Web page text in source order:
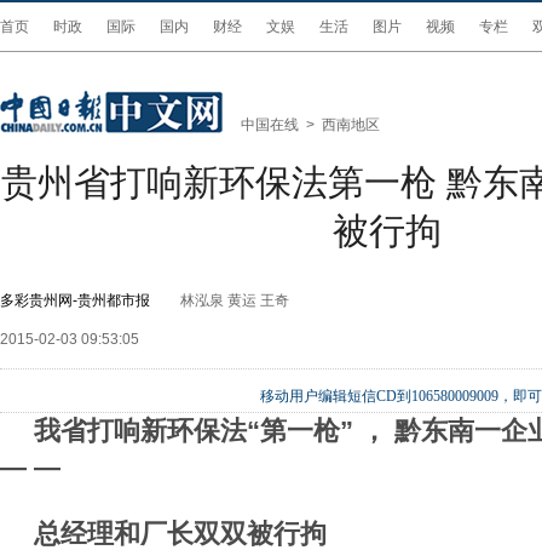
首页 时政 国际 国内 财经 文娱 生活 图片 视频 专栏
中国在线 > 西南地区
贵州省打响新环保法第一枪 黔东
被行拘
多彩贵州网-贵州都市报 林泓泉 黄运 王奇
2015-02-03 09:53:05
移动用户编辑短信CD到106580009009，即
我省打响新环保法“第一枪” ， 黔东南一企
— —
总经理和厂长双双被行拘